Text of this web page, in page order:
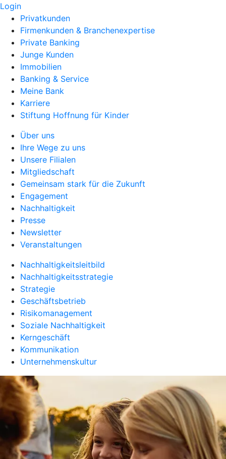
Login
Privatkunden
Firmenkunden & Branchenexpertise
Private Banking
Junge Kunden
Immobilien
Banking & Service
Meine Bank
Karriere
Stiftung Hoffnung für Kinder
Über uns
Ihre Wege zu uns
Unsere Filialen
Mitgliedschaft
Gemeinsam stark für die Zukunft
Engagement
Nachhaltigkeit
Presse
Newsletter
Veranstaltungen
Nachhaltigkeitsleitbild
Nachhaltigkeitsstrategie
Strategie
Geschäftsbetrieb
Risikomanagement
Soziale Nachhaltigkeit
Kerngeschäft
Kommunikation
Unternehmenskultur